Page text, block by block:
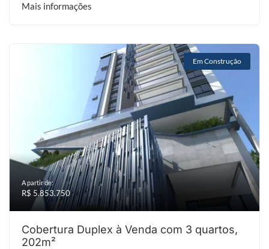
Mais informações
Em Construção
A partir de:
R$ 5.853.750
Cobertura Duplex à Venda com 3 quartos,
202m²